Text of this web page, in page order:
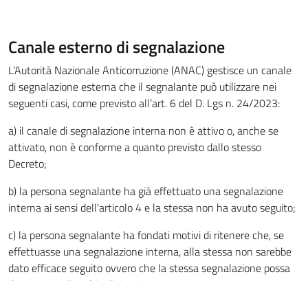
Canale esterno di segnalazione
L’Autorità Nazionale Anticorruzione (ANAC) gestisce un canale
di segnalazione esterna che il segnalante può utilizzare nei
seguenti casi, come previsto all’art. 6 del D. Lgs n. 24/2023:
a) il canale di segnalazione interna non è attivo o, anche se
attivato, non è conforme a quanto previsto dallo stesso
Decreto;
b) la persona segnalante ha già effettuato una segnalazione
interna ai sensi dell'articolo 4 e la stessa non ha avuto seguito;
c) la persona segnalante ha fondati motivi di ritenere che, se
effettuasse una segnalazione interna, alla stessa non sarebbe
dato efficace seguito ovvero che la stessa segnalazione possa